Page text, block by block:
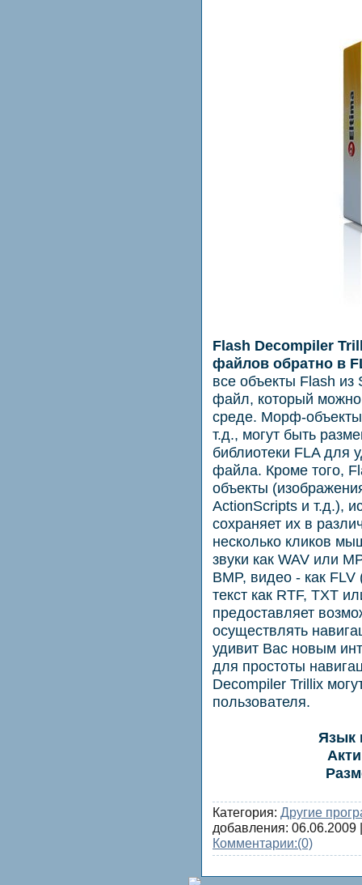
Flash Decompiler
файлов обратно в
все объекты Flash
файл, который можно
среде. Морф-
т.д., могут быть
библиотеки FLA для
файла. Кроме того,
объекты
ActionScripts и т.д.),
сохраняет их в
несколько кликов
звуки как WAV или
BMP, видео - как
текст как RTF, TXT
предоставляет
осуществлять
удивит Вас новым
для простоты
Decompiler Trillix
пользователя.
Язык
Категория: Другие
добавления: 06.06.2009
Комментарии:(0)